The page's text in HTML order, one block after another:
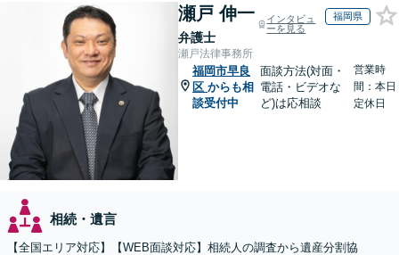
瀬戸 伸一
弁護士
インタビュ
ーを見る
福岡県
瀬戸法律事務所
福岡市早良
区 からも相
談受付中
面談方法(対面・
電話・ビデオな
ど)は応相談
営業時
間：本日
定休日
相続・遺言
【全国エリア対応】【WEB面談対応】相続人の調査から遺産分割協